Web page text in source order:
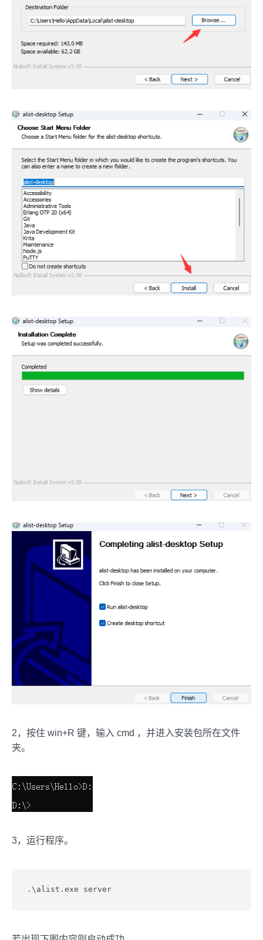
2，按住 win+R 键，输入 cmd ，并进入安装包所在文件
夹。
3，运行程序。
.\alist.exe server